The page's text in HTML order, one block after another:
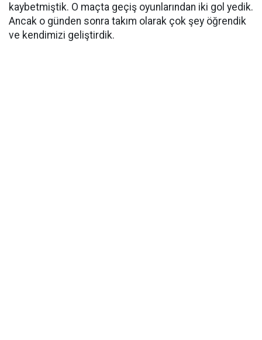
kaybetmiştik. O maçta geçiş oyunlarından iki gol yedik.
Ancak o günden sonra takım olarak çok şey öğrendik
ve kendimizi geliştirdik.